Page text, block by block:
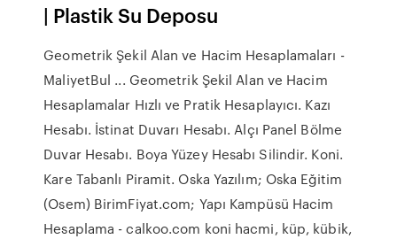
| Plastik Su Deposu
Geometrik Şekil Alan ve Hacim Hesaplamaları -
MaliyetBul ... Geometrik Şekil Alan ve Hacim
Hesaplamalar Hızlı ve Pratik Hesaplayıcı. Kazı
Hesabı. İstinat Duvarı Hesabı. Alçı Panel Bölme
Duvar Hesabı. Boya Yüzey Hesabı Silindir. Koni.
Kare Tabanlı Piramit. Oska Yazılım; Oska Eğitim
(Osem) BirimFiyat.com; Yapı Kampüsü Hacim
Hesaplama - calkoo.com koni hacmi, küp, kübik,